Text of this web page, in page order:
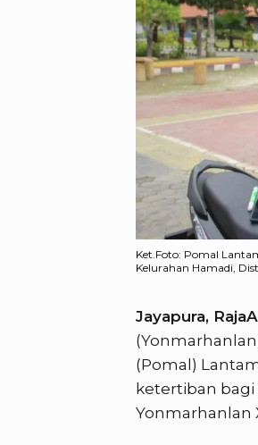
Ket.Foto: Pomal
Kelurahan Hamadi,
Jayapura,
(Pomal)
ketertiban
Yonmarhanlan